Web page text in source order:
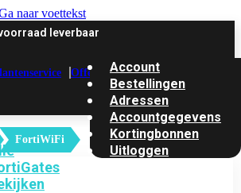
naar voettekst
leverbaar
Offerte
Account
Bestellingen
Adressen
Accountgegevens
Kortingbonnen
Uitloggen
FortiWiFi